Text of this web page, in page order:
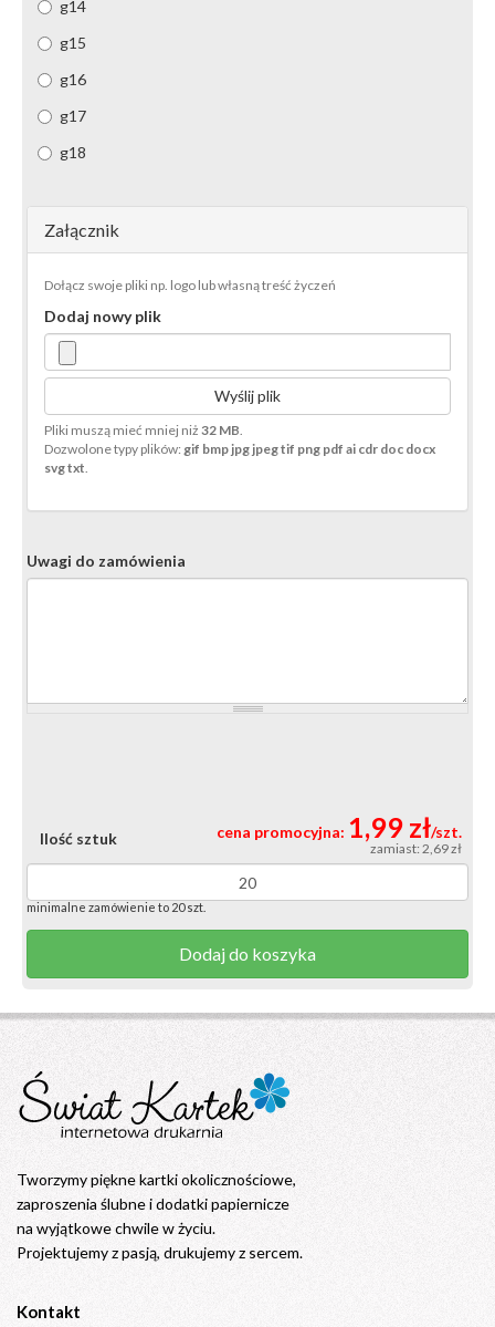
g14
g15
g16
g17
g18
Załącznik
Dołącz swoje pliki np. logo lub własną treść życzeń
Dodaj nowy plik
Wyślij plik
Pliki muszą mieć mniej niż32 MB.
Dozwolone typy plików:gif bmp jpg jpeg tif png pdf ai cdr doc docx
svg txt.
Uwagi do zamówienia
Ilość sztuk
minimalne zamówienie to 20 szt.
Dodaj do koszyka
cena promocyjna: 1,99 zł/szt.
zamiast: 2,69 zł
Tworzymy piękne kartki okolicznościowe,
zaproszenia ślubne i dodatki papiernicze
na wyjątkowe chwile w życiu.
Projektujemy z pasją, drukujemy z sercem.
Kontakt